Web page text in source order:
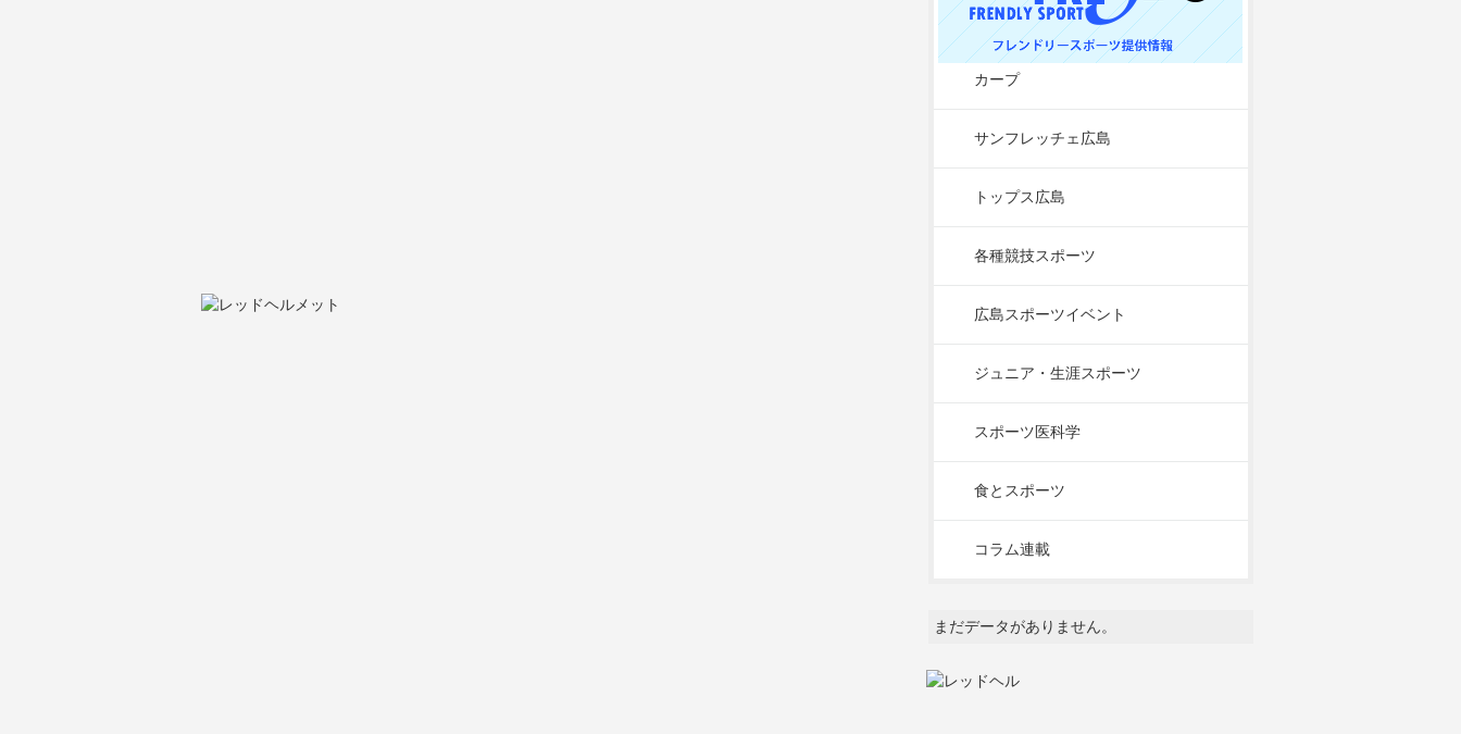
カープ
サンフレッチェ広島
トップス広島
各種競技スポーツ
広島スポーツイベント
ジュニア・生涯スポーツ
スポーツ医科学
食とスポーツ
コラム連載
まだデータがありません。